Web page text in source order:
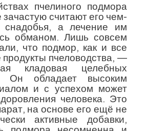
пчелиного подмора
считают его чем-
снадобья, а лечение им
обманом. Лишь совсем
что подмор, как и все
продукты пчеловодства, —
кладовая целебных
Он обладает высоким
и с успехом может
человека. Это
на основе его ещё не
активные добавки,